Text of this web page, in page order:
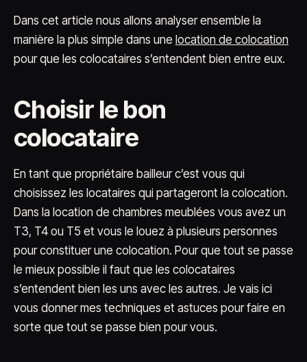
Dans cet article nous allons analyser ensemble la
manière la plus simple dans une location de colocation
pour que les colocataires s’entendent bien entre eux.
Choisir le bon
colocataire
En tant que propriétaire bailleur c’est vous qui
choisissez les locataires qui partageront la colocation.
Dans la location de chambres meublées vous avez un
T3, T4 ou T5 et vous le louez à plusieurs personnes
pour constituer une colocation. Pour que tout se passe
le mieux possible il faut que les colocataires
s’entendent bien les uns avec les autres. Je vais ici
vous donner mes techniques et astuces pour faire en
sorte que tout se passe bien pour vous.